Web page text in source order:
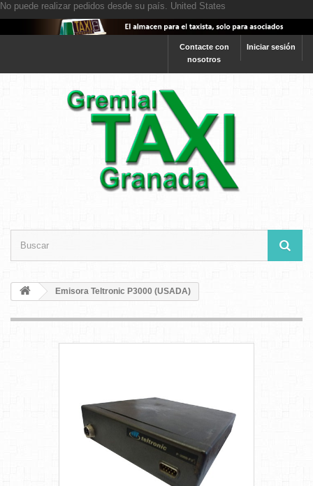
No puede realizar pedidos desde su país. United States
Iniciar sesión
Contacte con
nosotros
Emisora Teltronic P3000 (USADA)